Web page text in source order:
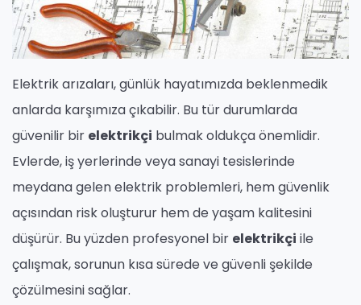
Elektrik arızaları, günlük hayatımızda beklenmedik
anlarda karşımıza çıkabilir. Bu tür durumlarda
güvenilir bir elektrikçi bulmak oldukça önemlidir.
Evlerde, iş yerlerinde veya sanayi tesislerinde
meydana gelen elektrik problemleri, hem güvenlik
açısından risk oluşturur hem de yaşam kalitesini
düşürür. Bu yüzden profesyonel bir elektrikçi ile
çalışmak, sorunun kısa sürede ve güvenli şekilde
çözülmesini sağlar.